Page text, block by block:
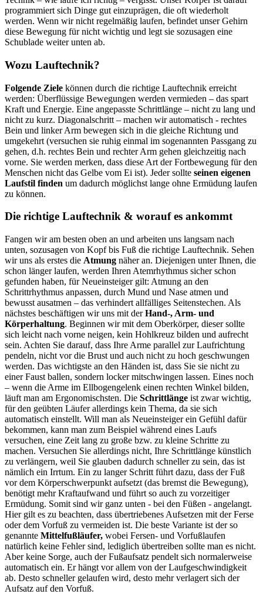
programmiert sich Dinge gut einzuprägen, die oft wiederholt
werden. Wenn wir nicht regelmäßig laufen, befindet unser Gehirn
diese Bewegung für nicht wichtig und legt sie sozusagen eine
Schublade weiter unten ab.
Wozu Lauftechnik?
Folgende Ziele können durch die richtige Lauftechnik erreicht
werden: Überflüssige Bewegungen werden vermieden – das spart
Kraft und Energie. Eine angepasste Schrittlänge – nicht zu lang und
nicht zu kurz. Diagonalschritt – machen wir automatisch - rechtes
Bein und linker Arm bewegen sich in die gleiche Richtung und
umgekehrt (versuchen sie ruhig einmal im sogenannten Passgang zu
gehen, d.h. rechtes Bein und rechter Arm gehen gleichzeitig nach
vorne. Sie werden merken, dass diese Art der Fortbewegung für den
Menschen nicht das Gelbe vom Ei ist). Jeder sollte seinen eigenen
Laufstil finden um dadurch möglichst lange ohne Ermüdung laufen
zu können.
Die richtige Lauftechnik & worauf es ankommt
Fangen wir am besten oben an und arbeiten uns langsam nach
unten, sozusagen von Kopf bis Fuß die richtige Lauftechnik. Sehen
wir uns als erstes die Atmung näher an. Diejenigen unter Ihnen, die
schon länger laufen, werden Ihren Atemrhythmus sicher schon
gefunden haben, für Neueinsteiger gilt: Atmung an den
Schrittrhythmus anpassen, durch Mund und Nase atmen und
bewusst ausatmen – das verhindert allfälliges Seitenstechen. Als
nächstes beschäftigen wir uns mit derHand-, Arm- und
Körperhaltung. Beginnen wir mit dem Oberkörper, dieser sollte
sich leicht nach vorne neigen, kein Hohlkreuz bilden und aufrecht
sein. Achten Sie darauf, dass Ihre Arme parallel zur Laufrichtung
pendeln, nicht vor die Brust und auch nicht zu hoch geschwungen
werden. Das wichtigste an den Händen ist, dass Sie sie nicht zu
einer Faust ballen, sondern locker mitschwingen lassen. Eines noch
– wenn die Arme im Ellbogengelenk einen rechten Winkel bilden,
läuft man am Ergonomischsten. Die Schrittlänge ist zwar wichtig,
für den geübten Läufer allerdings kein Thema, da sie sich
automatisch einstellt. Will man als Neueinsteiger ein Gefühl dafür
bekommen, kann man zum Beispiel während eines Laufs
versuchen, eine Zeit lang zu große bzw. zu kleine Schritte zu
machen. Versuchen Sie allerdings nicht, Ihre Schrittlänge künstlich
zu verlängern, weil Sie glauben dadurch schneller zu sein, das ist
nämlich ein Irrtum. Ein zu langer Schritt führt dazu, dass der Fuß
vor dem Körperschwerpunkt aufsetzt (das bremst die Bewegung),
benötigt mehr Kraftaufwand und führt so auch zu vorzeitiger
Ermüdung. Somit sind wir ganz unten - bei den Füßen - angelangt.
Hier gilt es zu beachten, dass übertriebenes Aufsetzen mit der Ferse
oder dem Vorfuß zu vermeiden ist. Die beste Variante ist der so
genannte Mittelfußläufer, wobei Fersen- und Vorfußlaufen
natürlich keine Fehler sind, lediglich übertreiben sollte man es nicht.
Aber keine Sorge, auch der Fußaufsatz pendelt sich normalerweise
automatisch ein. Er hängt vor allem von der Laufgeschwindigkeit
ab. Desto schneller gelaufen wird, desto mehr verlagert sich der
Aufsatz auf den Vorfuß.